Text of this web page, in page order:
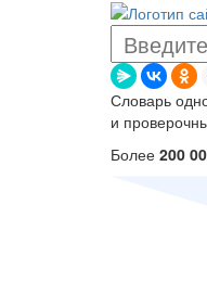
Словарь
и
Более 200